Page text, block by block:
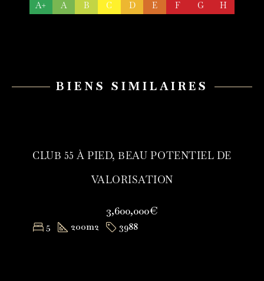
A+ A B C D E F G H
BIENS SIMILAIRES
CLUB 55 À PIED, BEAU POTENTIEL DE
VALORISATION
3,600,000€
5 200m2 3988